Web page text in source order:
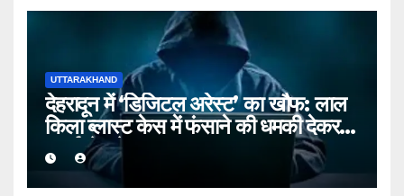
UTTARAKHAND
देहरादून में ‘डिजिटल अरेस्ट’ का खौफ: लाल
किला ब्लास्ट केस में फंसाने की धमकी देकर
बुजुर्ग से ठगे ₹13 लाख